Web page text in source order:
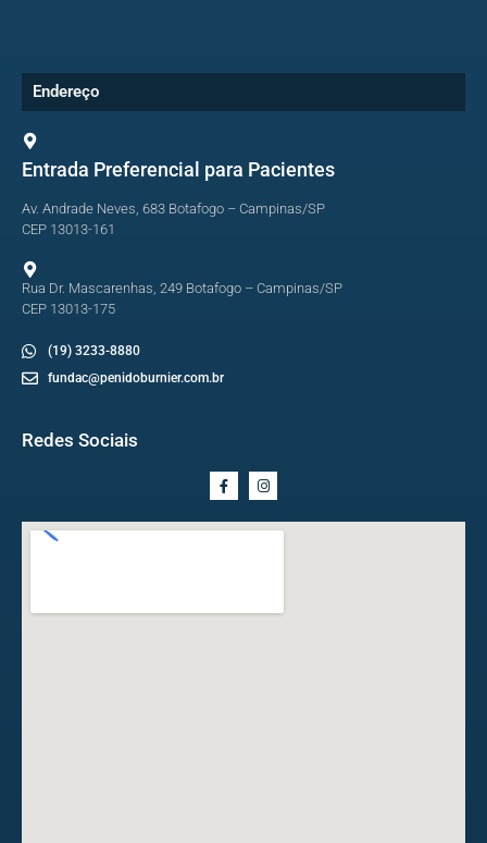
Endereço
Entrada Preferencial para Pacientes
Av. Andrade Neves, 683 Botafogo – Campinas/SP
CEP 13013-161
Rua Dr. Mascarenhas, 249 Botafogo – Campinas/SP
CEP 13013-175
(19) 3233-8880
fundac@penidoburnier.com.br
Redes Sociais